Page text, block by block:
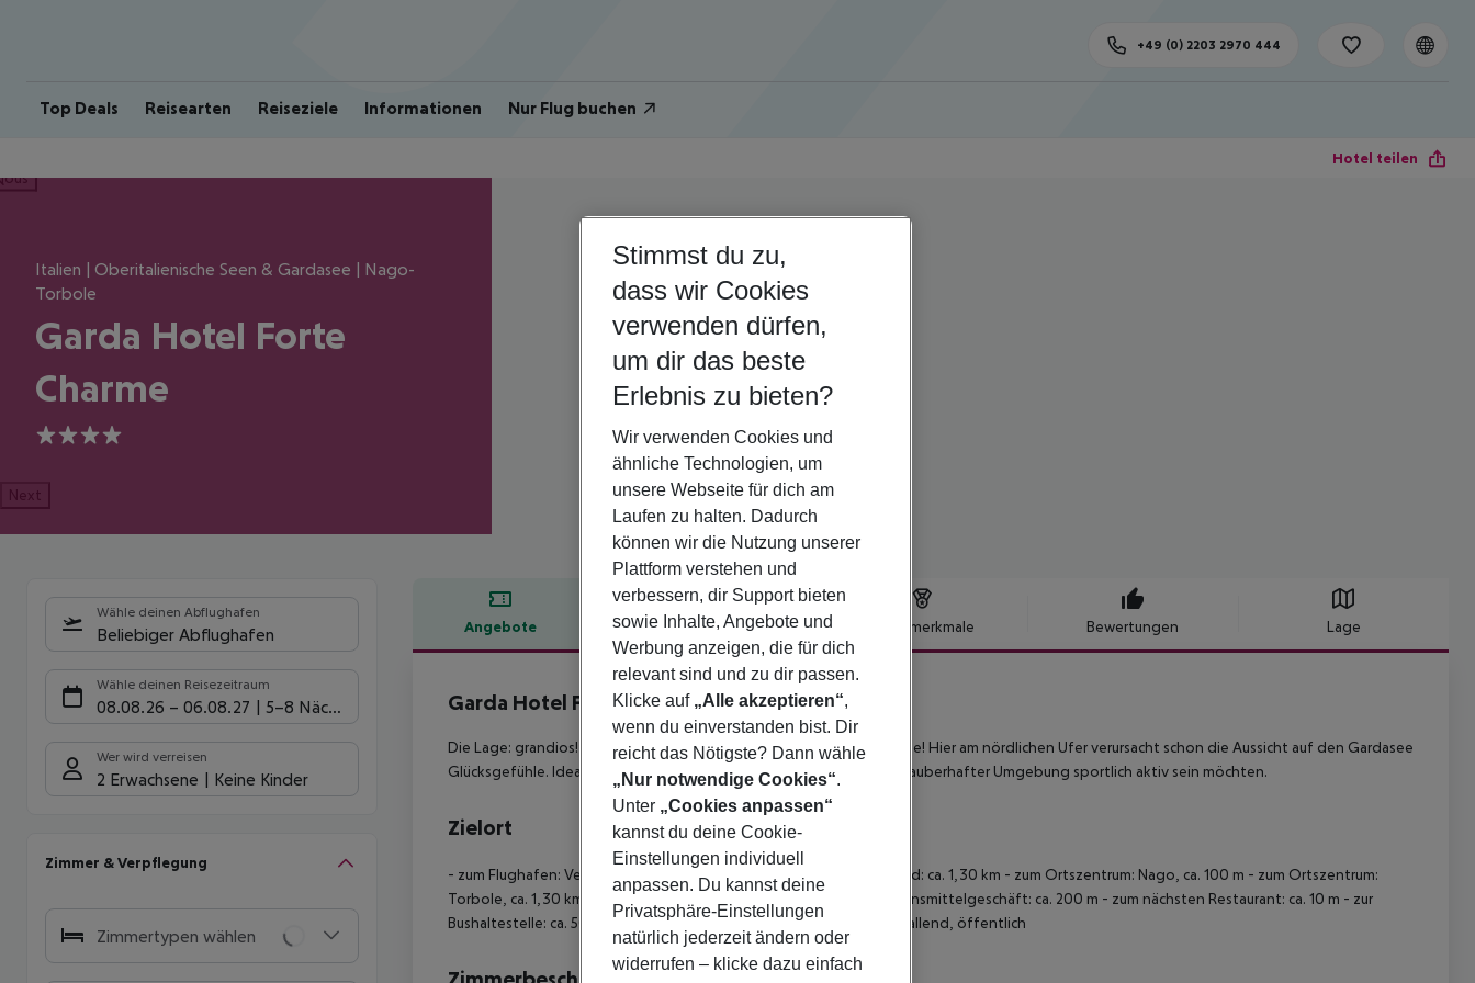
Top Deals Reisearten Reiseziele Informationen Nur Flug buchen
+49 (0) 2203 2970 444
Hotel teilen
Italien | Oberitalienische Seen & Gardasee | Nago-
Torbole
Garda Hotel Forte
Charme
4
Next
Wähle deinen Abflughafen
Beliebiger Abflughafen
Wähle deinen Reisezeitraum
08.08.26 – 06.08.27 5-8 Nächte
Wer wird verreisen
2 Erwachsene Keine Kinder
Zimmer & Verpflegung
Zimmertypen wählen
Angebote Hotelbeschreibung Hotelmerkmale Bewertungen Lage
Hotelbeschreibung
Garda Hotel Forte Charme
4
Die Lage: grandios! Die Aussicht: spektakulär! Das Hotel: Forte Charme! Hier am nördlichen Ufer verursacht schon die Aussicht auf den Gardasee
Glücksgefühle. Ideal für alle, die entweder die Ruhe suchen oder in zauberhafter Umgebung sportlich aktiv sein möchten.
Zielort
- zum Flughafen: Verona, ca. 80 km - zum See: ca. 1,30 km - zum Strand: ca. 1,30 km - zum Ortszentrum: Nago, ca. 100 m - zum Ortszentrum:
Torbole, ca. 1,30 km - zum Tennisplatz: ca. 2 km - zum nächsten Lebensmittelgeschäft: ca. 200 m - zum nächsten Restaurant: ca. 10 m - zur
Bushaltestelle: ca. 500 m - ruhig, am Ortsrand - Kiesstrand: leicht abfallend, öffentlich
Stimmst du zu,
dass wir Cookies
verwenden dürfen,
um dir das beste
Erlebnis zu bieten?
Wir verwenden Cookies und
ähnliche Technologien, um
unsere Webseite für dich am
Laufen zu halten. Dadurch
können wir die Nutzung unserer
Plattform verstehen und
verbessern, dir Support bieten
sowie Inhalte, Angebote und
Werbung anzeigen, die für dich
relevant sind und zu dir passen.
Klicke auf „Alle akzeptieren“,
wenn du einverstanden bist. Dir
reicht das Nötigste? Dann wähle
„Nur notwendige Cookies“.
Unter „Cookies anpassen“
kannst du deine Cookie-
Einstellungen individuell
anpassen. Du kannst deine
Privatsphäre-Einstellungen
natürlich jederzeit ändern oder
widerrufen – klicke dazu einfach